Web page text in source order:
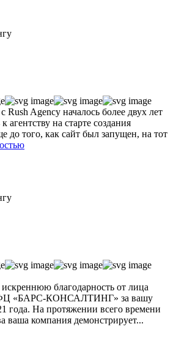
Rush Agency началось более двух лет
агентству на старте создания
до того, как сайт был запущен, на тот
благодарность от лица
«БАРС-КОНСАЛТИНГ» за вашу
года. На протяжении всего времени
ваша компания демонстрирует...